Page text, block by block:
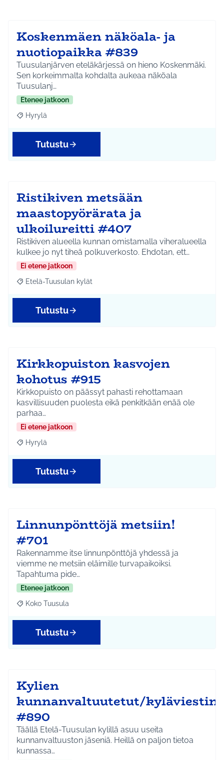
Koskenmäen näköala- ja
nuotiopaikka #839
Tuusulanjärven eteläkärjessä on hieno Koskenmäki.
Sen korkeimmalta kohdalta aukeaa näköala
Tuusulanj…
Etenee jatkoon
Rajaa tulokset aihepiirin mukaan: Hyrylä
Hyrylä
Tutustu
Ristikiven metsään
maastopyörärata ja
ulkoilureitti #407
Ristikiven alueella kunnan omistamalla viheralueella
kulkee jo nyt tiheä polkuverkosto. Ehdotan, ett…
Ei etene jatkoon
Rajaa tulokset aihepiirin mukaan: Etelä-Tuusulan kylät
Etelä-Tuusulan kylät
Tutustu
Kirkkopuiston kasvojen
kohotus #915
Kirkkopuisto on päässyt pahasti rehottamaan
kasvillisuuden puolesta eikä penkitkään enää ole
parhaa…
Ei etene jatkoon
Rajaa tulokset aihepiirin mukaan: Hyrylä
Hyrylä
Tutustu
Linnunpönttöjä metsiin!
#701
Rakennamme itse linnunpönttöjä yhdessä ja
viemme ne metsiin eläimille turvapaikoiksi.
Tapahtuma pide…
Etenee jatkoon
Rajaa tulokset aihepiirin mukaan: Koko Tuusula
Koko Tuusula
Tutustu
Kylien
kunnanvaltuutetut/
#890
Täällä Etelä-Tuusulan kylillä asuu useita
kunnanvaltuuston jäseniä. Heillä on paljon tietoa
kunnassa…